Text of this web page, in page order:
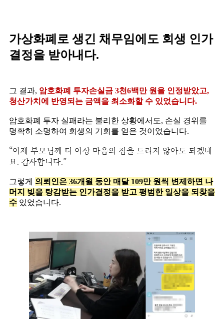
가상화폐로 생긴 채무임에도 회생 인가
결정을 받아내다.
그 결과, 암호화폐 투자손실금 3천6백만 원을 인정받았고,
청산가치에 반영되는 금액을 최소화할 수 있었습니다.
암호화폐 투자 실패라는 불리한 상황에서도, 손실 경위를
명확히 소명하여 회생의 기회를 얻은 것이었습니다.
“이제 부모님께 더 이상 마음의 짐을 드리지 않아도 되겠네
요. 감사합니다.”
그렇게 의뢰인은 36개월 동안 매달 109만 원씩 변제하면 나
머지 빚을 탕감받는 인가결정을 받고 평범한 일상을 되찾을
수 있었습니다.